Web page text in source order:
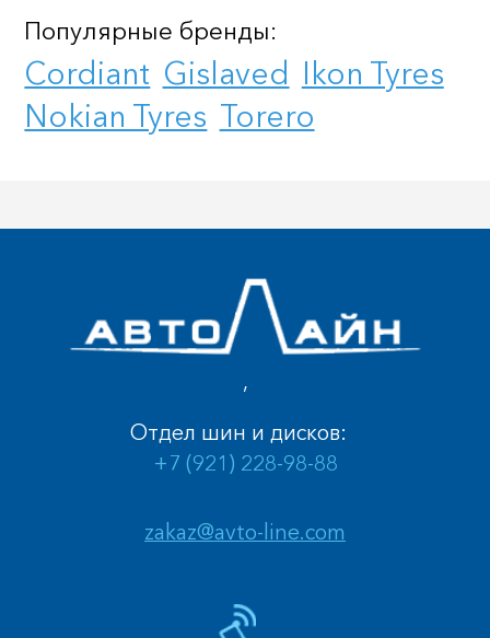
Популярные бренды:
Cordiant Gislaved Ikon Tyres
Nokian Tyres Torero
,
zakaz@avto-line.com
Отдел шин и дисков:
+7 (921) 228-98-88